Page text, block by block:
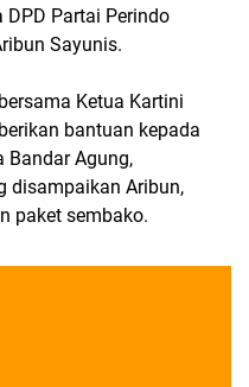
Partai Perindo
Sayunis.
Ketua Kartini
bantuan kepada
Bandar Agung,
disampaikan Aribun,
paket sembako.